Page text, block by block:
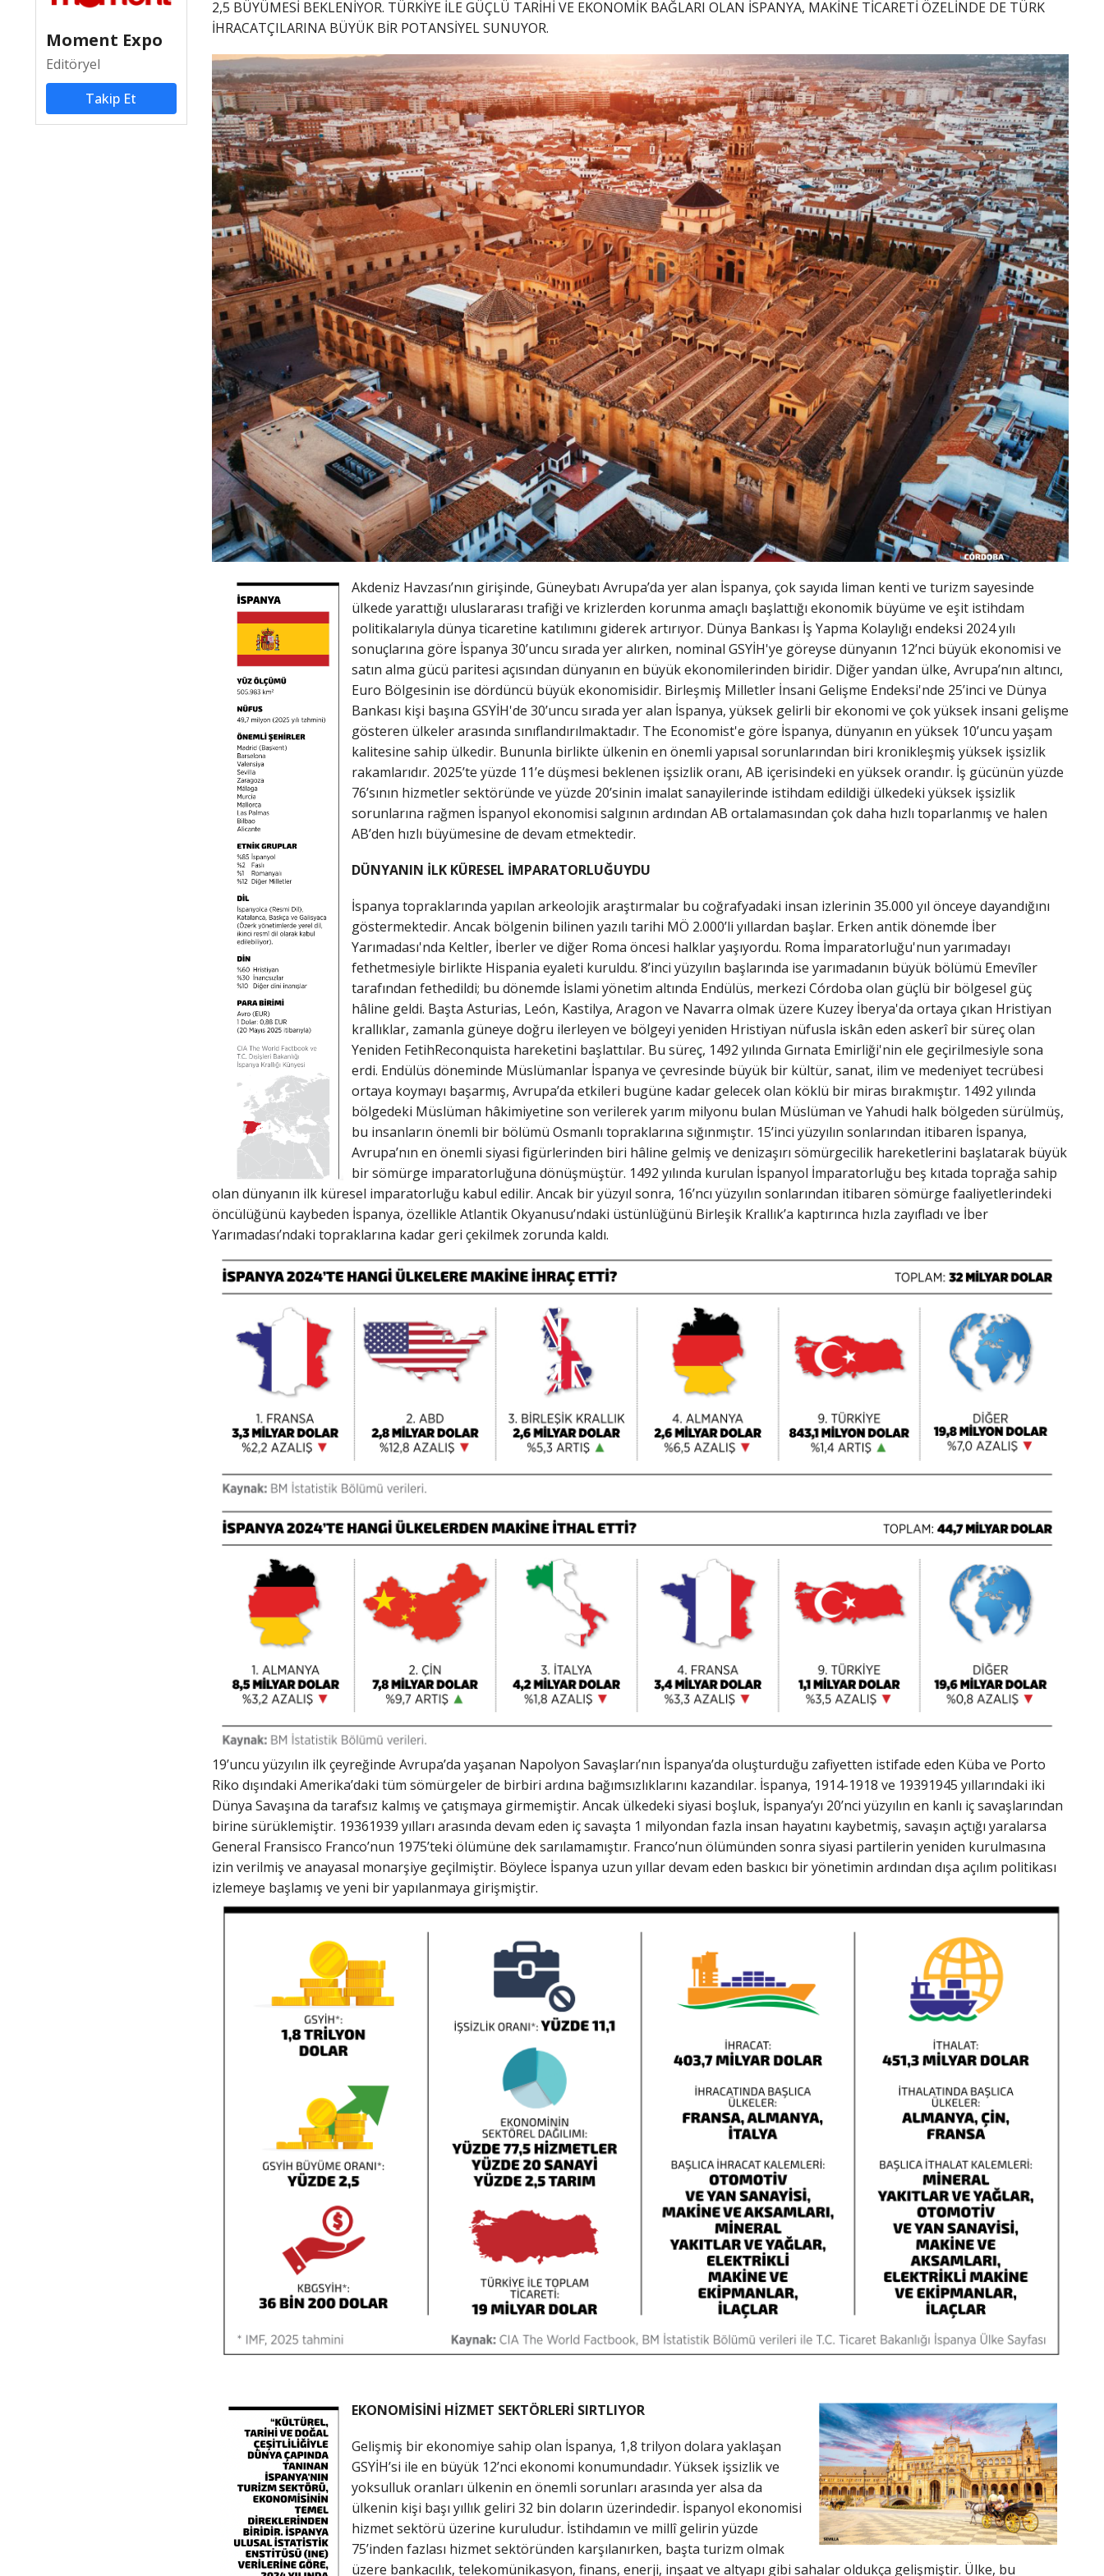
Moment Expo
Editöryel
Takip Et
2,5 BÜYÜMESİ BEKLENİYOR. TÜRKİYE İLE GÜÇLÜ TARİHİ VE EKONOMİK BAĞLARI OLAN İSPANYA, MAKİNE TİCARETİ ÖZELİNDE DE TÜRK
İHRACATÇILARINA BÜYÜK BİR POTANSİYEL SUNUYOR.
Akdeniz Havzası’nın girişinde, Güneybatı Avrupa’da yer alan İspanya, çok sayıda liman kenti ve turizm sayesinde
ülkede yarattığı uluslararası trafiği ve krizlerden korunma amaçlı başlattığı ekonomik büyüme ve eşit istihdam
politikalarıyla dünya ticaretine katılımını giderek artırıyor. Dünya Bankası İş Yapma Kolaylığı endeksi 2024 yılı
sonuçlarına göre İspanya 30’uncu sırada yer alırken, nominal GSYİH'ye göreyse dünyanın 12’nci büyük ekonomisi ve
satın alma gücü paritesi açısından dünyanın en büyük ekonomilerinden biridir. Diğer yandan ülke, Avrupa’nın altıncı,
Euro Bölgesinin ise dördüncü büyük ekonomisidir. Birleşmiş Milletler İnsani Gelişme Endeksi'nde 25’inci ve Dünya
Bankası kişi başına GSYİH'de 30’uncu sırada yer alan İspanya, yüksek gelirli bir ekonomi ve çok yüksek insani gelişme
gösteren ülkeler arasında sınıflandırılmaktadır. The Economist'e göre İspanya, dünyanın en yüksek 10’uncu yaşam
kalitesine sahip ülkedir. Bununla birlikte ülkenin en önemli yapısal sorunlarından biri kronikleşmiş yüksek işsizlik
rakamlarıdır. 2025’te yüzde 11’e düşmesi beklenen işsizlik oranı, AB içerisindeki en yüksek orandır. İş gücünün yüzde
76’sının hizmetler sektöründe ve yüzde 20’sinin imalat sanayilerinde istihdam edildiği ülkedeki yüksek işsizlik
sorunlarına rağmen İspanyol ekonomisi salgının ardından AB ortalamasından çok daha hızlı toparlanmış ve halen
AB’den hızlı büyümesine de devam etmektedir.
DÜNYANIN İLK KÜRESEL İMPARATORLUĞUYDU
İspanya topraklarında yapılan arkeolojik araştırmalar bu coğrafyadaki insan izlerinin 35.000 yıl önceye dayandığını
göstermektedir. Ancak bölgenin bilinen yazılı tarihi MÖ 2.000’li yıllardan başlar. Erken antik dönemde İber
Yarımadası'nda Keltler, İberler ve diğer Roma öncesi halklar yaşıyordu. Roma İmparatorluğu'nun yarımadayı
fethetmesiyle birlikte Hispania eyaleti kuruldu. 8’inci yüzyılın başlarında ise yarımadanın büyük bölümü Emevîler
tarafından fethedildi; bu dönemde İslami yönetim altında Endülüs, merkezi Córdoba olan güçlü bir bölgesel güç
hâline geldi. Başta Asturias, León, Kastilya, Aragon ve Navarra olmak üzere Kuzey İberya'da ortaya çıkan Hristiyan
krallıklar, zamanla güneye doğru ilerleyen ve bölgeyi yeniden Hristiyan nüfusla iskân eden askerî bir süreç olan
Yeniden FetihReconquista hareketini başlattılar. Bu süreç, 1492 yılında Gırnata Emirliği'nin ele geçirilmesiyle sona
erdi. Endülüs döneminde Müslümanlar İspanya ve çevresinde büyük bir kültür, sanat, ilim ve medeniyet tecrübesi
ortaya koymayı başarmış, Avrupa’da etkileri bugüne kadar gelecek olan köklü bir miras bırakmıştır. 1492 yılında
bölgedeki Müslüman hâkimiyetine son verilerek yarım milyonu bulan Müslüman ve Yahudi halk bölgeden sürülmüş,
bu insanların önemli bir bölümü Osmanlı topraklarına sığınmıştır. 15’inci yüzyılın sonlarından itibaren İspanya,
Avrupa’nın en önemli siyasi figürlerinden biri hâline gelmiş ve denizaşırı sömürgecilik hareketlerini başlatarak büyük
bir sömürge imparatorluğuna dönüşmüştür. 1492 yılında kurulan İspanyol İmparatorluğu beş kıtada toprağa sahip
olan dünyanın ilk küresel imparatorluğu kabul edilir. Ancak bir yüzyıl sonra, 16’ncı yüzyılın sonlarından itibaren sömürge faaliyetlerindeki
öncülüğünü kaybeden İspanya, özellikle Atlantik Okyanusu’ndaki üstünlüğünü Birleşik Krallık’a kaptırınca hızla zayıfladı ve İber
Yarımadası’ndaki topraklarına kadar geri çekilmek zorunda kaldı.
19’uncu yüzyılın ilk çeyreğinde Avrupa’da yaşanan Napolyon Savaşları’nın İspanya’da oluşturduğu zafiyetten istifade eden Küba ve Porto
Riko dışındaki Amerika’daki tüm sömürgeler de birbiri ardına bağımsızlıklarını kazandılar. İspanya, 1914-1918 ve 19391945 yıllarındaki iki
Dünya Savaşına da tarafsız kalmış ve çatışmaya girmemiştir. Ancak ülkedeki siyasi boşluk, İspanya’yı 20’nci yüzyılın en kanlı iç savaşlarından
birine sürüklemiştir. 19361939 yılları arasında devam eden iç savaşta 1 milyondan fazla insan hayatını kaybetmiş, savaşın açtığı yaralarsa
General Fransisco Franco’nun 1975’teki ölümüne dek sarılamamıştır. Franco’nun ölümünden sonra siyasi partilerin yeniden kurulmasına
izin verilmiş ve anayasal monarşiye geçilmiştir. Böylece İspanya uzun yıllar devam eden baskıcı bir yönetimin ardından dışa açılım politikası
izlemeye başlamış ve yeni bir yapılanmaya girişmiştir.
EKONOMİSİNİ HİZMET SEKTÖRLERİ SIRTLIYOR
Gelişmiş bir ekonomiye sahip olan İspanya, 1,8 trilyon dolara yaklaşan
GSYİH’si ile en büyük 12’nci ekonomi konumundadır. Yüksek işsizlik ve
yoksulluk oranları ülkenin en önemli sorunları arasında yer alsa da
ülkenin kişi başı yıllık geliri 32 bin doların üzerindedir. İspanyol ekonomisi
hizmet sektörü üzerine kuruludur. İstihdamın ve millî gelirin yüzde
75’inden fazlası hizmet sektöründen karşılanırken, başta turizm olmak
üzere bankacılık, telekomünikasyon, finans, enerji, inşaat ve altyapı gibi sahalar oldukça gelişmiştir. Ülke, bu